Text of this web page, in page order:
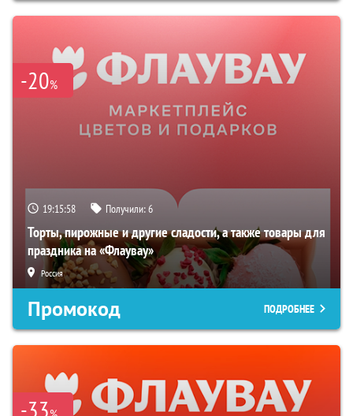
-20%
19:15:57 Получили:6
Торты, пирожные и другие сладости, а также товары для
праздника на «Флаувау»
Россия
Промокод ПОДРОБНЕЕ
-33